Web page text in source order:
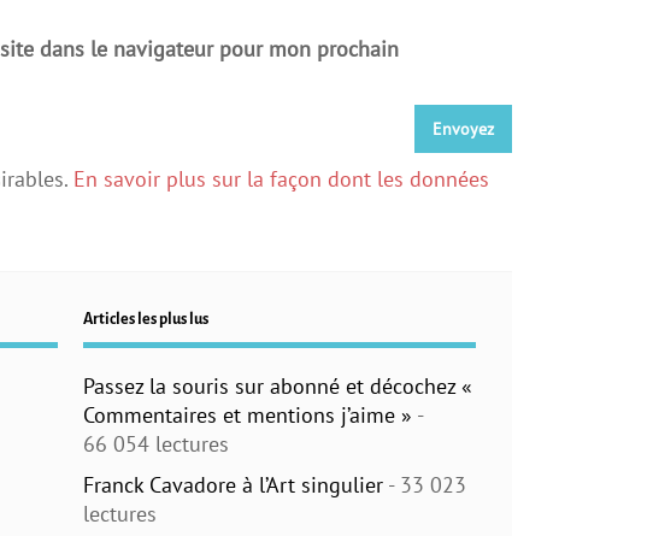
dans le navigateur pour mon prochain
En savoir plus sur la façon dont les données
Articles les plus lus
Passez la souris sur abonné et décochez «
Commentaires et mentions j’aime » -
66 054 lectures
Franck Cavadore à l’Art singulier - 33 023
lectures